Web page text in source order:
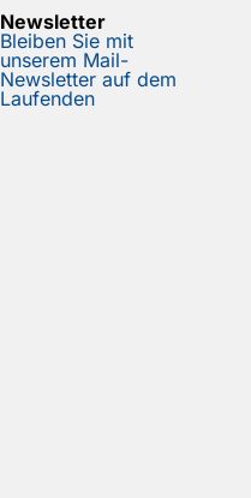
Newsletter
Bleiben Sie mit
unserem Mail-
Newsletter auf dem
Laufenden